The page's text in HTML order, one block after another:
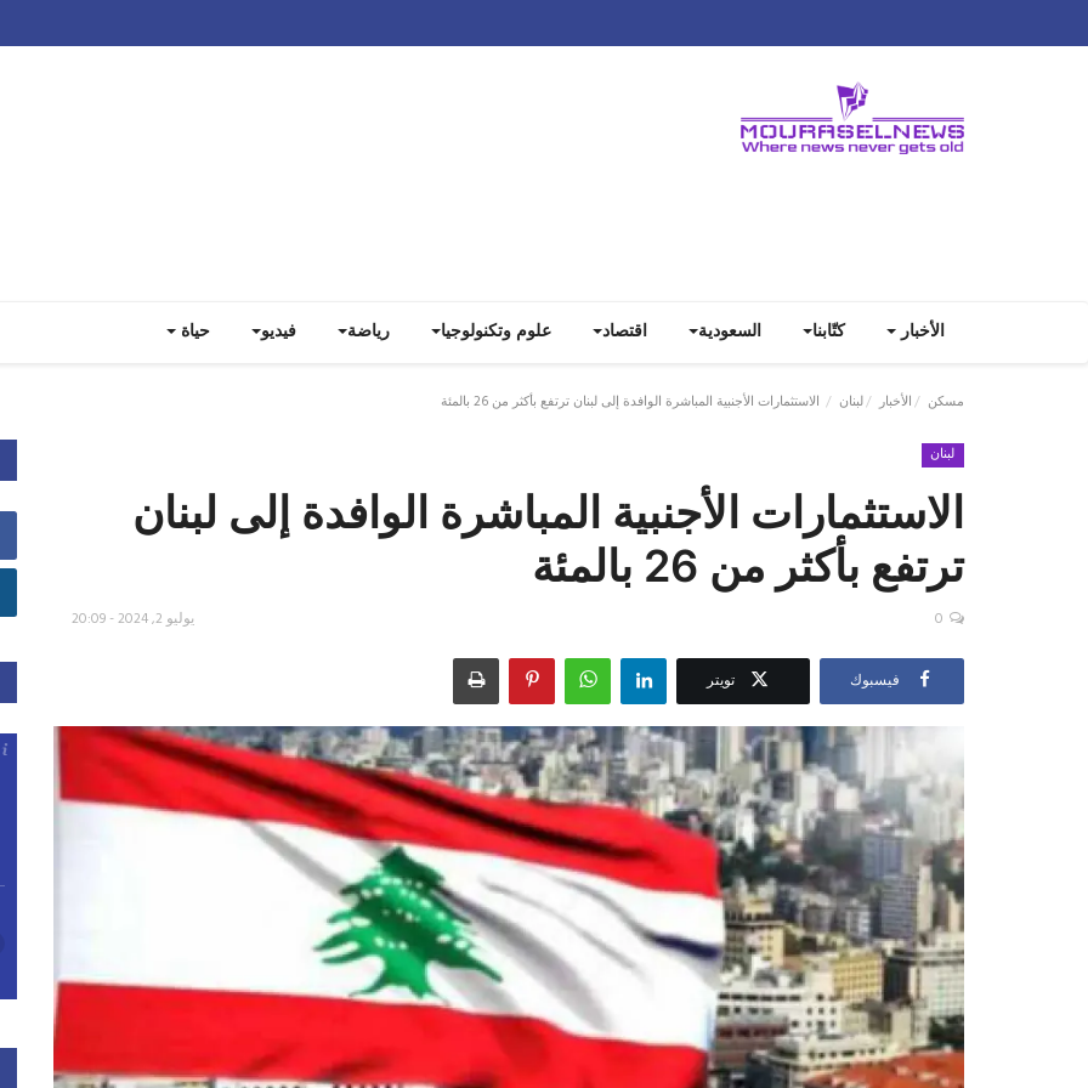
الأخبار كتّابنا السعودية اقتصاد علوم وتكنولوجيا رياضة فيديو حياة
مسكن الأخبار لبنان الاستثمارات الأجنبية المباشرة الوافدة إلى لبنان ترتفع بأكثر من 26 بالمئة
لبنان
الاستثمارات الأجنبية المباشرة الوافدة إلى لبنان
ترتفع بأكثر من 26 بالمئة
يوليو 2, 2024 - 20:09 0
فيسبوك تويتر